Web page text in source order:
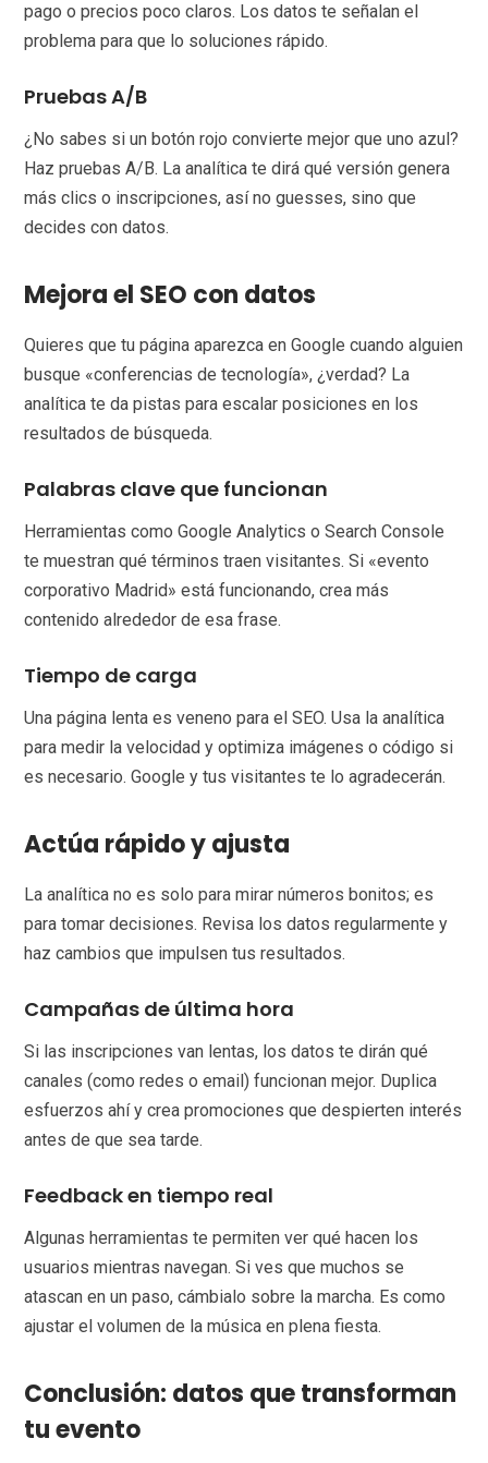
pago o precios poco claros. Los datos te señalan el
problema para que lo soluciones rápido.
Pruebas A/B
¿No sabes si un botón rojo convierte mejor que uno azul?
Haz pruebas A/B. La analítica te dirá qué versión genera
más clics o inscripciones, así no guesses, sino que
decides con datos.
Mejora el SEO con datos
Quieres que tu página aparezca en Google cuando alguien
busque «conferencias de tecnología», ¿verdad? La
analítica te da pistas para escalar posiciones en los
resultados de búsqueda.
Palabras clave que funcionan
Herramientas como Google Analytics o Search Console
te muestran qué términos traen visitantes. Si «evento
corporativo Madrid» está funcionando, crea más
contenido alrededor de esa frase.
Tiempo de carga
Una página lenta es veneno para el SEO. Usa la analítica
para medir la velocidad y optimiza imágenes o código si
es necesario. Google y tus visitantes te lo agradecerán.
Actúa rápido y ajusta
La analítica no es solo para mirar números bonitos; es
para tomar decisiones. Revisa los datos regularmente y
haz cambios que impulsen tus resultados.
Campañas de última hora
Si las inscripciones van lentas, los datos te dirán qué
canales (como redes o email) funcionan mejor. Duplica
esfuerzos ahí y crea promociones que despierten interés
antes de que sea tarde.
Feedback en tiempo real
Algunas herramientas te permiten ver qué hacen los
usuarios mientras navegan. Si ves que muchos se
atascan en un paso, cámbialo sobre la marcha. Es como
ajustar el volumen de la música en plena fiesta.
Conclusión: datos que transforman
tu evento